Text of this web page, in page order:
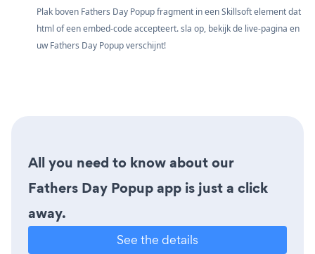
Plak boven Fathers Day Popup fragment in een Skillsoft element dat
html of een embed-code accepteert. sla op, bekijk de live-pagina en
uw Fathers Day Popup verschijnt!
All you need to know about our
Fathers Day Popup app is just a click
away.
See the details